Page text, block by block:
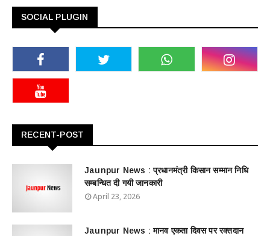
SOCIAL PLUGIN
RECENT-POST
Jaunpur News : ​प्रधानमंत्री किसान सम्मान निधि
सम्बन्धित दी गयी जानकारी
April 23, 2026
Jaunpur News : ​मानव एकता दिवस पर रक्तदान